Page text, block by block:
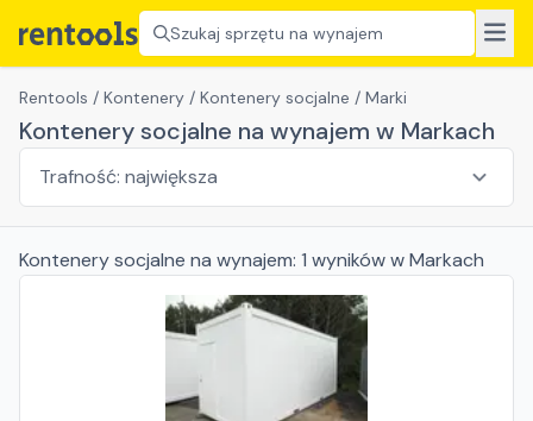
Szukaj sprzętu na wynajem
Rentools / Kontenery / Kontenery socjalne / Marki
Kontenery socjalne na wynajem w Markach
Kontenery socjalne na wynajem: 1 wynikóww Markach